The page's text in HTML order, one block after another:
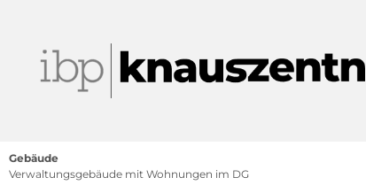
Gebäude
Verwaltungsgebäude mit Wohnungen im DG